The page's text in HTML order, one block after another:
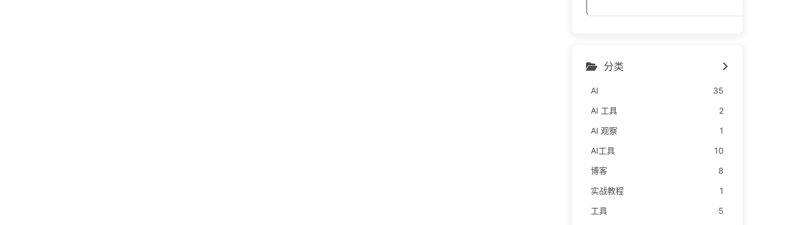
分类
AI
35
AI 工具
2
AI 观察
1
AI工具
10
博客
8
实战教程
1
工具
5